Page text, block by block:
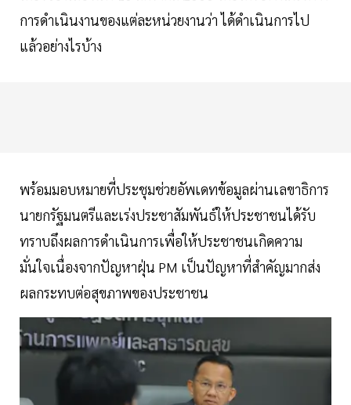
การดำเนินงานของแต่ละหน่วยงานว่า ได้ดำเนินการไป
แล้วอย่างไรบ้าง
พร้อมมอบหมายที่ประชุมช่วยอัพเดทข้อมูลผ่านเลขาธิการ
นายกรัฐมนตรีและเร่งประชาสัมพันธ์ให้ประชาชนได้รับ
ทราบถึงผลการดำเนินการเพื่อให้ประชาชนเกิดความ
มั่นใจเนื่องจากปัญหาฝุ่น PM เป็นปัญหาที่สำคัญมากส่ง
ผลกระทบต่อสุขภาพของประชาชน